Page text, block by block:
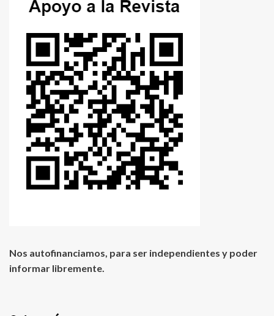
Nos autofinanciamos, para ser independientes y poder
informar libremente.